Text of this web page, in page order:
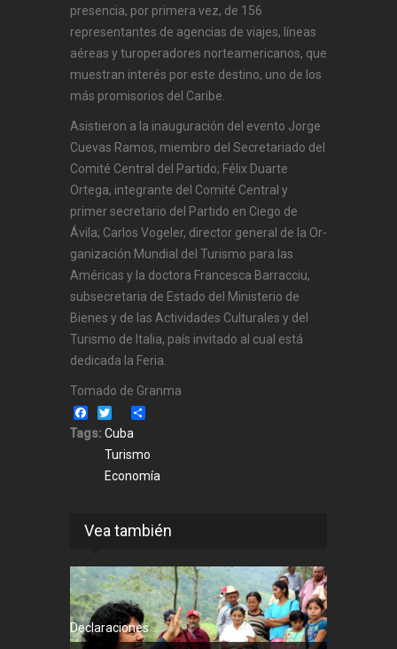
presencia, por primera vez, de 156
representantes de agencias de viajes, líneas
aéreas y tu­roperadores norteamericanos, que
muestran interés por este destino, uno de los
más promisorios del Caribe.
Asistieron a la inauguración del evento Jor­ge
Cuevas Ramos, miembro del Secretariado del
Comité Central del Partido; Félix Duar­te
Ortega, integrante del Comité Central y
primer secretario del Partido en Ciego de
Ávila; Carlos Vogeler, director general de la Or­
ga­ni­zación Mundial del Turismo para las
Amé­ricas y la doctora Francesca Barracciu,
subsecretaria de Estado del Ministerio de
Bienes y de las Actividades Culturales y del
Turismo de Italia, país invitado al cual está
dedicada la Feria.
Tomado de Granma
Facebook
Twitter
Tags: Cuba
Turismo
Economía
Vea también
Declaraciones